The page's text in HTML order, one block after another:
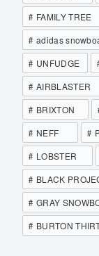
FAMILY TREE
adidas
UNFUDGE
AIRBLASTER
BRIXTON
NEFF
LOBSTER
BLACK
GRAY
BURTON